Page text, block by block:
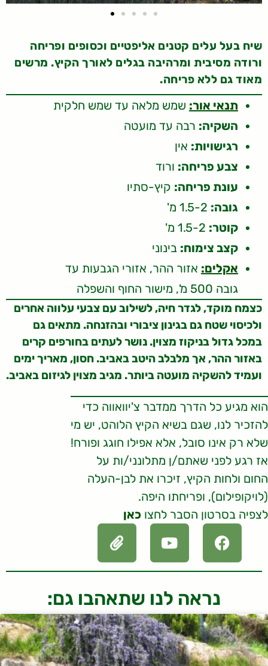
שיח בעל עלים קטנים אליפטיים וכסופים ופריחה
ורודה מסיבית ומרהיבה בגלים לאורך הקיץ. מרשים
מאוד גם ללא פריחה.
תנאי אור: שמש מלאה עד שמש חלקית
השקיה: רבה עד מועטה
רגישויות: אין
צבע פריחה: ורוד
עונת פריחה: קיץ-סתיו
גובה:
קוטר:
קצב צימוח: בינוני
אקלים: אזור ההר, אזורי הגבעות עד
גובה 500 מ', מישור החוף והשפלה
כצמח מוקד, לגדר חיה, לשילוב עם צבעי עלווה אחרים
ולכיסוי שטח גם בגינון ציבורי ובהזנחה. מתאים גם
במכל גדול בניקוז מצוין. נושר לעתים בחורפים קרים
באזור ההר, אך מלבלב היטב באביב. חסון, מאריך ימים
ועמיד להשקיה מועטה ביותר. מגיב מצוין לגיזום באביב.
הוא מגיע כל הדרך ממדבר צ'יוואווה כדי
להזכיר לנו, שגם בשיא הקיץ הלוהט, יש מי
שלא רק אינו סובל, אלא אפילו חוגג ופורח!
אז רגע לפני שאתם/ן מתלונני/ות על
החום ולחות הקיץ, זיכרו את לבן-העלה
(לויקופילום), ופריחתו היפה.
לצפיה בסרטון הסבר לחצו כאן
נראה לנו שתאהבו גם: